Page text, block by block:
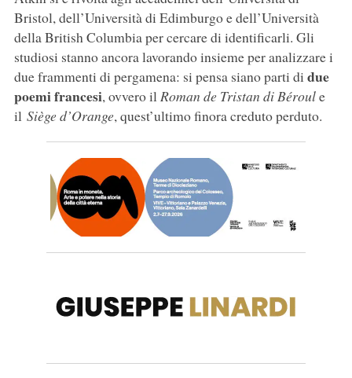
Bristol, dell’Università di Edimburgo e dell’Università
della British Columbia per cercare di identificarli. Gli
studiosi stanno ancora lavorando insieme per analizzare i
due frammenti di pergamena: si pensa siano parti di due
poemi francesi, ovvero ilRoman de Tristan di Béroule
il Siège d’Orange, quest’ultimo finora creduto perduto.